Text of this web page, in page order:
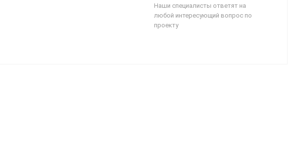
Наши специалисты ответят на
любой интересующий вопрос по
проекту